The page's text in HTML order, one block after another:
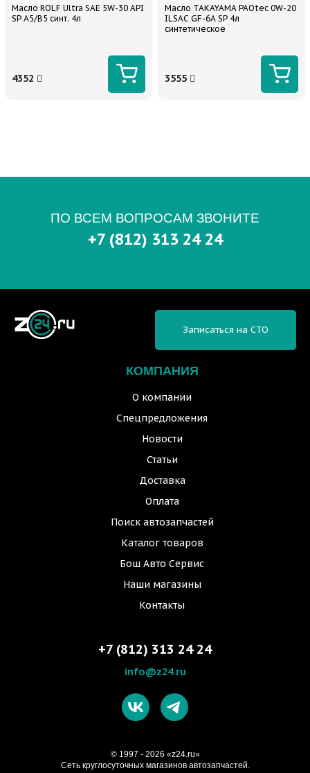
Масло ROLF Ultra SAE 5W-30 API
SP A5/B5 синт. 4л
4352
Масло TAKAYAMA PAOtec 0W-20
ILSAC GF-6A SP 4л
синтетическое
3555
ПО ВСЕМ ВОПРОСАМ ЗВОНИТЕ
+7 (812) 313 24 24
КОМПАНИЯ
О компании
Спецпредложения
Новости
Статьи
Доставка
Оплата
Поиск автозапчастей
Каталог товаров
Бош Авто Сервис
Наши магазины
Контакты
Записаться на СТО
+7 (812) 313 24 24
info@z24.ru
© 1997 - 2026 «z24.ru»
Cеть круглосуточных магазинов автозапчастей.